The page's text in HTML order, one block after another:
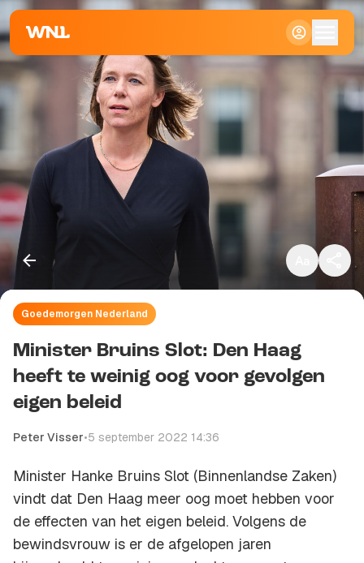
Klein
Goedemorgen Nederland
Minister Bruins Slot: Den Haag
heeft te weinig oog voor gevolgen
eigen beleid
Peter Visser•5 september 2022 14:36
Minister Hanke Bruins Slot (Binnenlandse Zaken)
vindt dat Den Haag meer oog moet hebben voor
de effecten van het eigen beleid. Volgens de
bewindsvrouw is er de afgelopen jaren